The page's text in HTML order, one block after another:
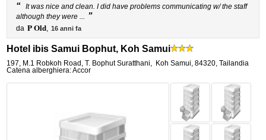
“ It was nice and clean. I did have problems communicating w/ the staff
although they were ... ”
da P Old, 16 anni fa
Hotel ibis Samui Bophut, Koh Samui
197, M.1 Robkoh Road, T. Bophut Suratthani, Koh Samui,84320, Tailandia
Catena alberghiera: Accor